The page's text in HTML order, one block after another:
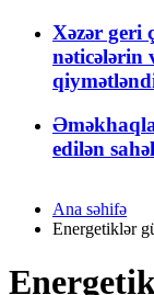
Xəzər geri
nəticələrin
edilən
Ana səhifə
Energetiklər